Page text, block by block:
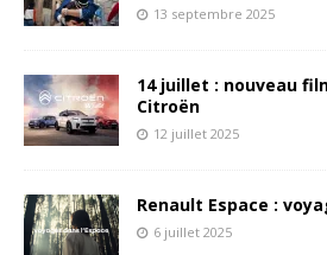
13 septembre 2025
14 juillet : nouveau
Citroën
12 juillet 2025
Renault Espace :
6 juillet 2025